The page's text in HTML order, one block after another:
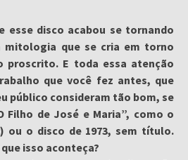
esse disco acabou se tornando
mitologia que se cria em torno
proscrito. E toda essa atenção
que você fez antes, que
público consideram tão bom, se
Filho de José e Maria”, como o
ou o disco de 1973, sem título.
isso aconteça?